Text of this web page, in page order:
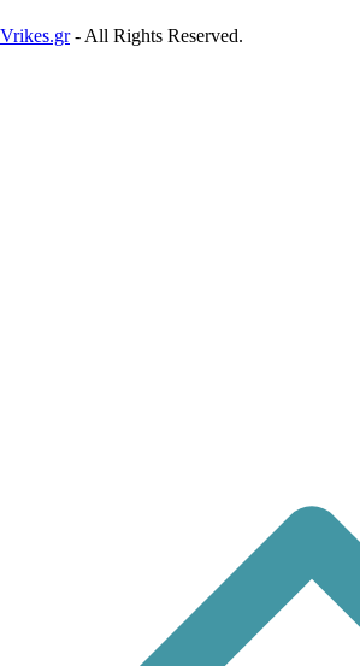
- All Rights Reserved.